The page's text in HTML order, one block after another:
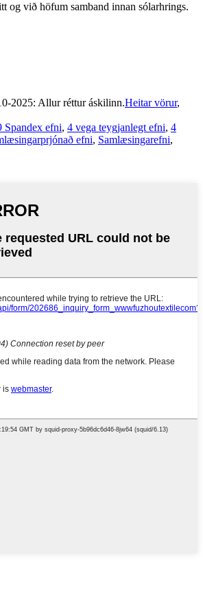
og við höfum samband innan sólarhrings.
2025: Allur réttur áskilinn.Heitar vörur,
Spandex efni, 4 vega teygjanlegt efni, 4
efni, Samlæsingarefni,